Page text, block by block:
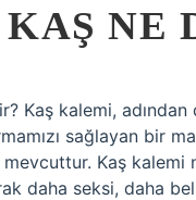
NE
Kaş kalemi, adından
sağlayan bir
mevcuttur. Kaş
daha seksi, daha